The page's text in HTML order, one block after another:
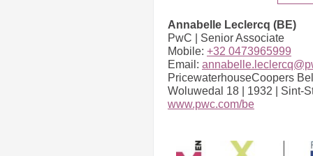
Annabelle Leclercq (BE)
PwC | Senior Associate
Mobile: +32 0473965999
Email:
PricewaterhouseCoopers
Woluwedal 18 | 1932 | Sint-
www.pwc.com/be